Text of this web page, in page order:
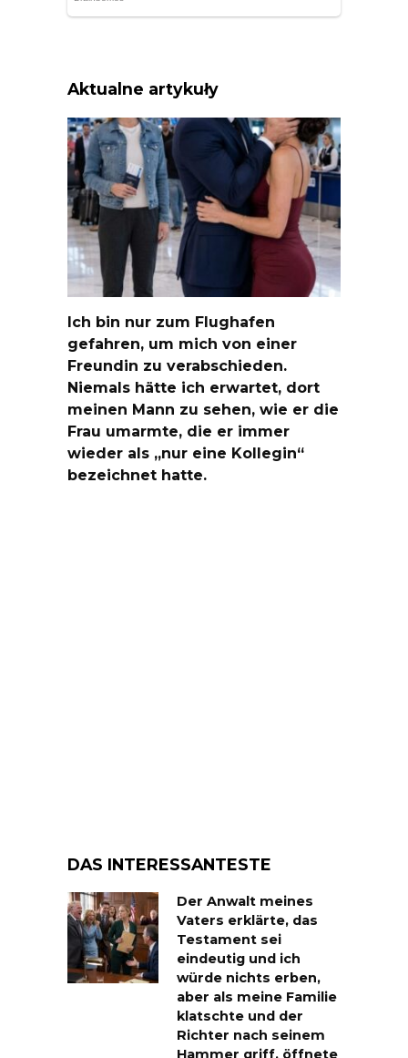
Aktualne artykuły
Ich bin nur zum Flughafen
gefahren, um mich von einer
Freundin zu verabschieden.
Niemals hätte ich erwartet, dort
meinen Mann zu sehen, wie er die
Frau umarmte, die er immer
wieder als „nur eine Kollegin“
bezeichnet hatte.
DAS INTERESSANTESTE
Der Anwalt meines
Vaters erklärte, das
Testament sei
eindeutig und ich
würde nichts erben,
aber als meine Familie
klatschte und der
Richter nach seinem
Hammer griff, öffnete